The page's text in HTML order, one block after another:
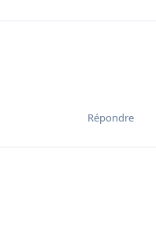
Répondre